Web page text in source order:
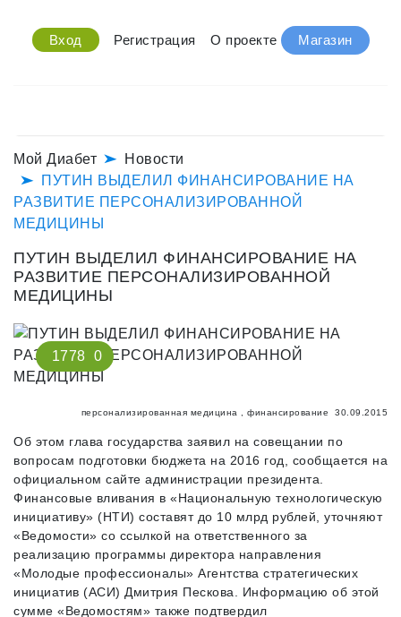
Вход Регистрация О проекте Магазин
Мой Диабет
Новости
ПУТИН ВЫДЕЛИЛ ФИНАНСИРОВАНИЕ НА
РАЗВИТИЕ ПЕРСОНАЛИЗИРОВАННОЙ
МЕДИЦИНЫ
ПУТИН ВЫДЕЛИЛ ФИНАНСИРОВАНИЕ НА
РАЗВИТИЕ ПЕРСОНАЛИЗИРОВАННОЙ
МЕДИЦИНЫ
1778 0
персонализированная медицина финансирование 30.09.2015
Об этом глава государства заявил на совещании по
вопросам подготовки бюджета на 2016 год, сообщается на
официальном сайте администрации президента.
Финансовые вливания в «Национальную технологическую
инициативу» (НТИ) составят до 10 млрд рублей, уточняют
«Ведомости» со ссылкой на ответственного за
реализацию программы директора направления
«Молодые профессионалы» Агентства стратегических
инициатив (АСИ) Дмитрия Пескова. Информацию об этой
сумме «Ведомостям» также подтвердил